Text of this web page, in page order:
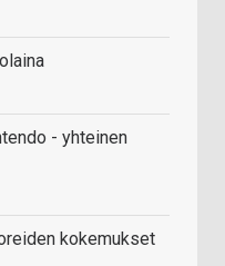
- yhteinen
kokemukset